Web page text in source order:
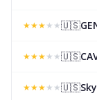
★★★★ ★🇺🇸
★★★★ ★🇺🇸
★★★★ ★🇺🇸